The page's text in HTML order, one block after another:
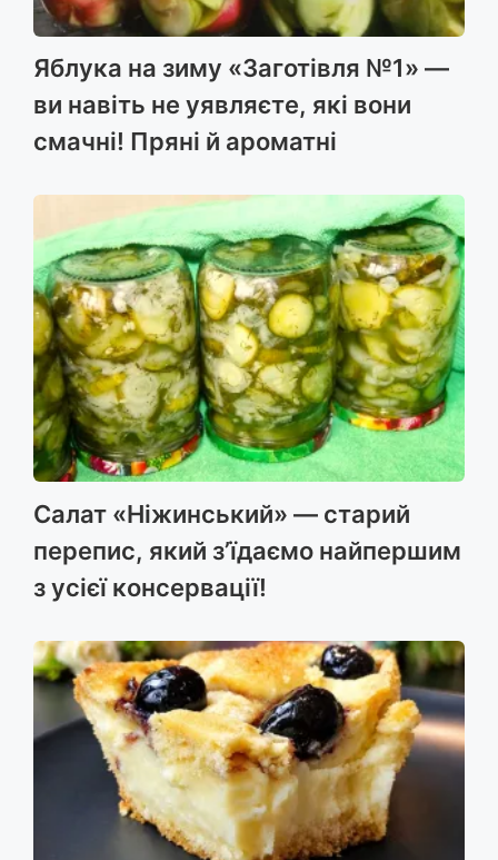
Яблука на зиму «Заготівля №1» —
ви навіть не уявляєте, які вони
смачні! Пряні й ароматні
Салат «Ніжинський» — старий
перепис, який з’їдаємо найпершим
з усієї консервації!